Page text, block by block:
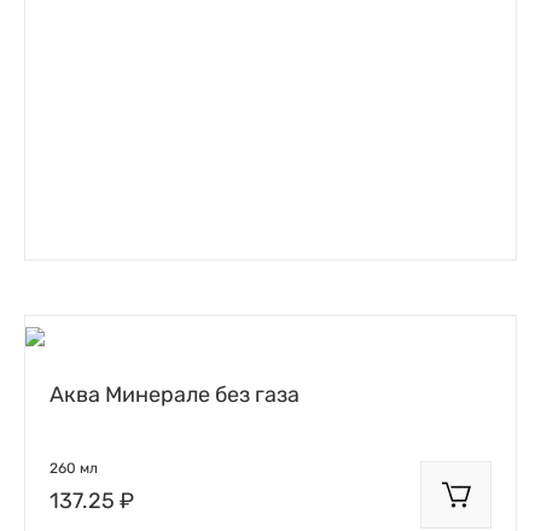
Аква Минерале без газа
260 мл
137.25 ₽